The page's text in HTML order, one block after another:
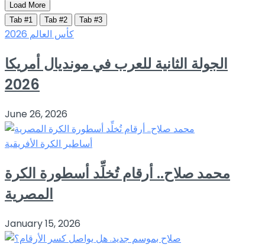
Load More
Tab #1
Tab #2 Tab #3
كأس العالم 2026
الجولة الثانية للعرب في مونديال أمريكا
2026
June 26, 2026
أساطير الكرة الأفريقية
محمد صلاح.. أرقام تُخلِّد أسطورة الكرة
المصرية
January 15, 2026